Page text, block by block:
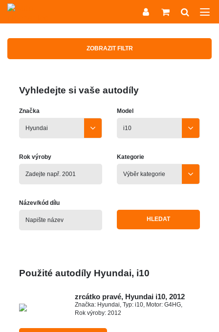
ZOBRAZIT FILTR
Vyhledejte si vaše autodíly
Značka Model
Rok výroby Kategorie
Název/kód dílu
HLEDAT
Použité autodíly Hyundai, i10
zrcátko pravé, Hyundai i10, 2012
Značka: Hyundai, Typ: i10, Motor: G4HG,
Rok výroby: 2012